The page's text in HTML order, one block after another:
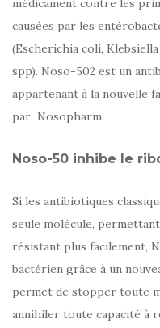
causées par les
(Escherichia coli,
spp). Noso-502 est un
appartenant à la nouvelle
par Nosopharm.
Noso-50 inhibe le
Si les antibiotiques
seule molécule,
résistant plus facilement,
bactérien grâce à un
permet de stopper toute
annihiler toute capacité à